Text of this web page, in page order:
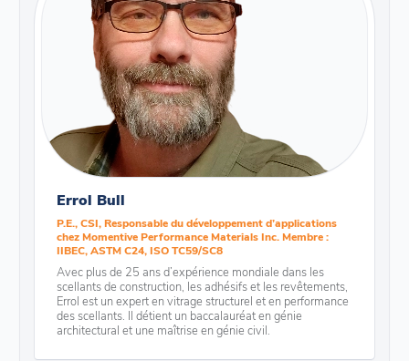
Errol Bull
P.E., CSI, Responsable du développement d’applications
chez Momentive Performance Materials Inc. Membre :
IIBEC, ASTM C24, ISO TC59/SC8
Avec plus de 25 ans d’expérience mondiale dans les
scellants de construction, les adhésifs et les revêtements,
Errol est un expert en vitrage structurel et en performance
des scellants. Il détient un baccalauréat en génie
architectural et une maîtrise en génie civil.